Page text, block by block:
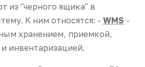
из "черного ящика" в
К ним относятся: - WMS -
хранением, приемкой,
инвентаризацией.